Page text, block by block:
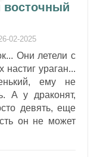
восточный
02-2025
Они летели с
ураган...
ему не
А у драконят,
девять, еще
он не может